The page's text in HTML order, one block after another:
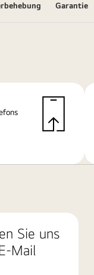
Garantie
Sie uns
Mail